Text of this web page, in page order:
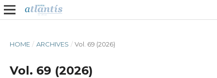
HOME / ARCHIVES / Vol. 69 (2026)
Vol. 69 (2026)